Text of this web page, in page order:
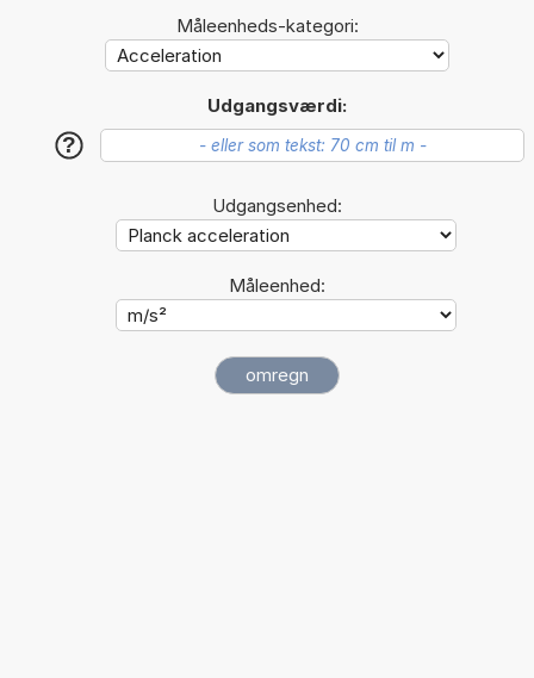
Måleenheds-kategori:
Udgangsværdi:
?
Udgangsenhed:
Måleenhed: